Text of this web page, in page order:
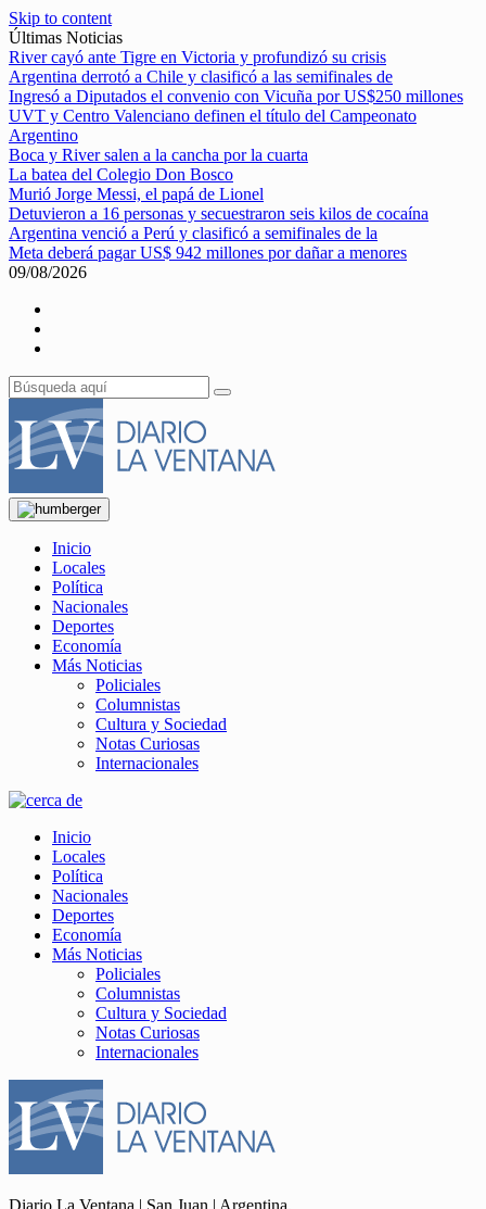
Skip to content
Últimas Noticias
River cayó ante Tigre en Victoria y profundizó su crisis
Argentina derrotó a Chile y clasificó a las semifinales de
Ingresó a Diputados el convenio con Vicuña por US$250 millones
UVT y Centro Valenciano definen el título del Campeonato
Argentino
Boca y River salen a la cancha por la cuarta
La batea del Colegio Don Bosco
Murió Jorge Messi, el papá de Lionel
Detuvieron a 16 personas y secuestraron seis kilos de cocaína
Argentina venció a Perú y clasificó a semifinales de la
Meta deberá pagar US$ 942 millones por dañar a menores
09/08/2026
Inicio
Locales
Política
Nacionales
Deportes
Economía
Más Noticias
Policiales
Columnistas
Cultura y Sociedad
Notas Curiosas
Internacionales
Inicio
Locales
Política
Nacionales
Deportes
Economía
Más Noticias
Policiales
Columnistas
Cultura y Sociedad
Notas Curiosas
Internacionales
Diario La Ventana | San Juan | Argentina.